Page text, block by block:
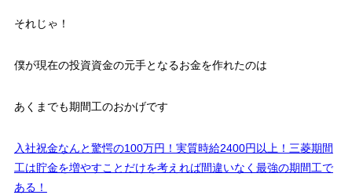
それじゃ！
僕が現在の投資資金の元手となるお金を作れたのは
あくまでも期間工のおかげです
入社祝金なんと驚愕の100万円！実質時給2400円以上！三菱期間
工は貯金を増やすことだけを考えれば間違いなく最強の期間工で
ある！